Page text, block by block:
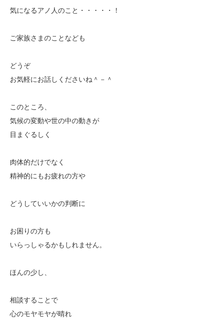
気になるアノ人のこと・・・・・！
ご家族さまのことなども
どうぞ
お気軽にお話しくださいね＾－＾
このところ、
気候の変動や世の中の動きが
目まぐるしく
肉体的だけでなく
精神的にもお疲れの方や
どうしていいかの判断に
お困りの方も
いらっしゃるかもしれません。
ほんの少し、
相談することで
心のモヤモヤが晴れ